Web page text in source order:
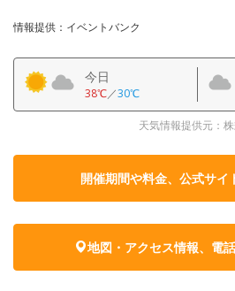
情報提供：イベントバンク
今日
38℃／30℃
天気情報提供元：
開催期間や料金、公式サイ
地図・アクセス情報、電